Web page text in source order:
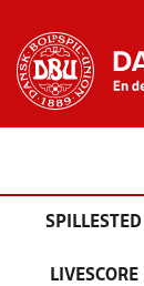
SPILLESTED
LIVESCORE